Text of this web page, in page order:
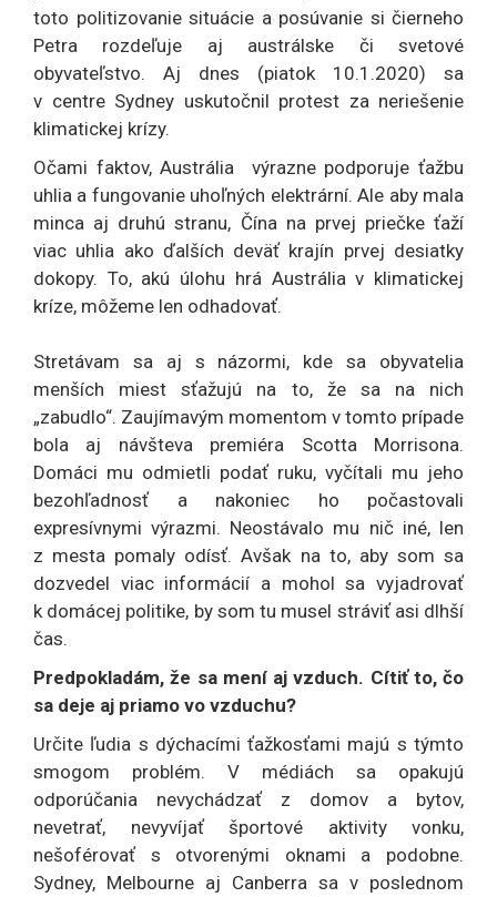
toto politizovanie situácie a posúvanie si čierneho
Petra rozdeľuje aj austrálske či svetové
obyvateľstvo. Aj dnes (piatok 10.1.2020) sa
v centre Sydney uskutočnil protest za neriešenie
klimatickej krízy.
Očami faktov, Austrália výrazne podporuje ťažbu
uhlia a fungovanie uhoľných elektrární. Ale aby mala
minca aj druhú stranu, Čína na prvej priečke ťaží
viac uhlia ako ďalších deväť krajín prvej desiatky
dokopy. To, akú úlohu hrá Austrália v klimatickej
kríze, môžeme len odhadovať.
Stretávam sa aj s názormi, kde sa obyvatelia
menších miest sťažujú na to, že sa na nich
„zabudlo“. Zaujímavým momentom v tomto prípade
bola aj návšteva premiéra Scotta Morrisona.
Domáci mu odmietli podať ruku, vyčítali mu jeho
bezohľadnosť a nakoniec ho počastovali
expresívnymi výrazmi. Neostávalo mu nič iné, len
z mesta pomaly odísť. Avšak na to, aby som sa
dozvedel viac informácií a mohol sa vyjadrovať
k domácej politike, by som tu musel stráviť asi dlhší
čas.
Predpokladám, že sa mení aj vzduch. Cítiť to, čo
sa deje aj priamo vo vzduchu?
Určite ľudia s dýchacími ťažkosťami majú s týmto
smogom problém. V médiách sa opakujú
odporúčania nevychádzať z domov a bytov,
nevetrať, nevyvíjať športové aktivity vonku,
nešoférovať s otvorenými oknami a podobne.
Sydney, Melbourne aj Canberra sa v poslednom